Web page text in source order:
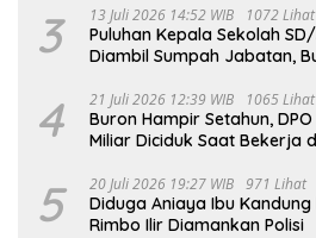
3 13 Juli 2026 14:52 WIB 1072 Lihat
Puluhan Kepala Sekolah
Diambil Sumpah Jabatan,
4 21 Juli 2026 12:39 WIB 1065 Lihat
Buron Hampir Setahun, DPO
Miliar Diciduk Saat Bekerja
5 20 Juli 2026 19:27 WIB 971 Lihat
Diduga Aniaya Ibu
Rimbo Ilir Diamankan Polisi